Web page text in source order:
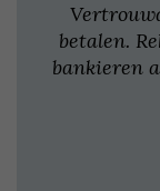
betalen.
bankieren